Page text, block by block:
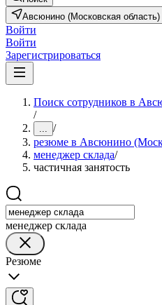
Авсюнино (Московская область)
Войти
Войти
Зарегистрироваться
Поиск сотрудников в
/
... /
резюме в Авсюнино
менеджер склада/
частичная занятость
менеджер склада
Резюме